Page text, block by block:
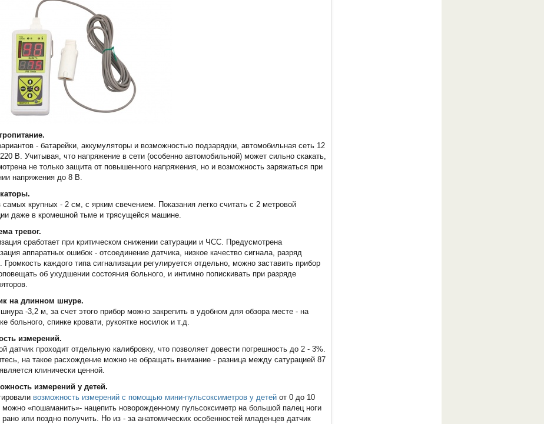
- батарейки, аккумуляторы и возможностью подзарядки, автомобильная сеть 12
В. Учитывая, что напряжение в сети (особенно автомобильной) может сильно скакать,
не только защита от повышенного напряжения, но и возможность заряжаться при
напряжения до 8 В.
крупных - 2 см, с ярким свечением. Показания легко считать с 2 метровой
даже в кромешной тьме и трясущейся машине.
тревог.
сработает при критическом снижении сатурации и ЧСС. Предусмотрена
аппаратных ошибок - отсоединение датчика, низкое качество сигнала, разряд
Громкость каждого типа сигнализации регулируется отдельно, можно заставить прибор
об ухудшении состояния больного, и интимно попискивать при разряде
на длинном шнуре.
-3,2 м, за счет этого прибор можно закрепить в удобном для обзора месте - на
больного, спинке кровати, рукоятке носилок и т.д.
измерений.
датчик проходит отдельную калибровку, что позволяет довести погрешность до 2 - 3%.
на такое расхождение можно не обращать внимание - разница между сатурацией 87
клинически ценной.
измерений у детей.
возможность измерений с помощью мини-пульсоксиметров у детей от 0 до 10
«пошаманить»- нацепить новорожденному пульсоксиметр на большой палец ноги
рано или поздно получить. Но из - за анатомических особенностей младенцев датчик